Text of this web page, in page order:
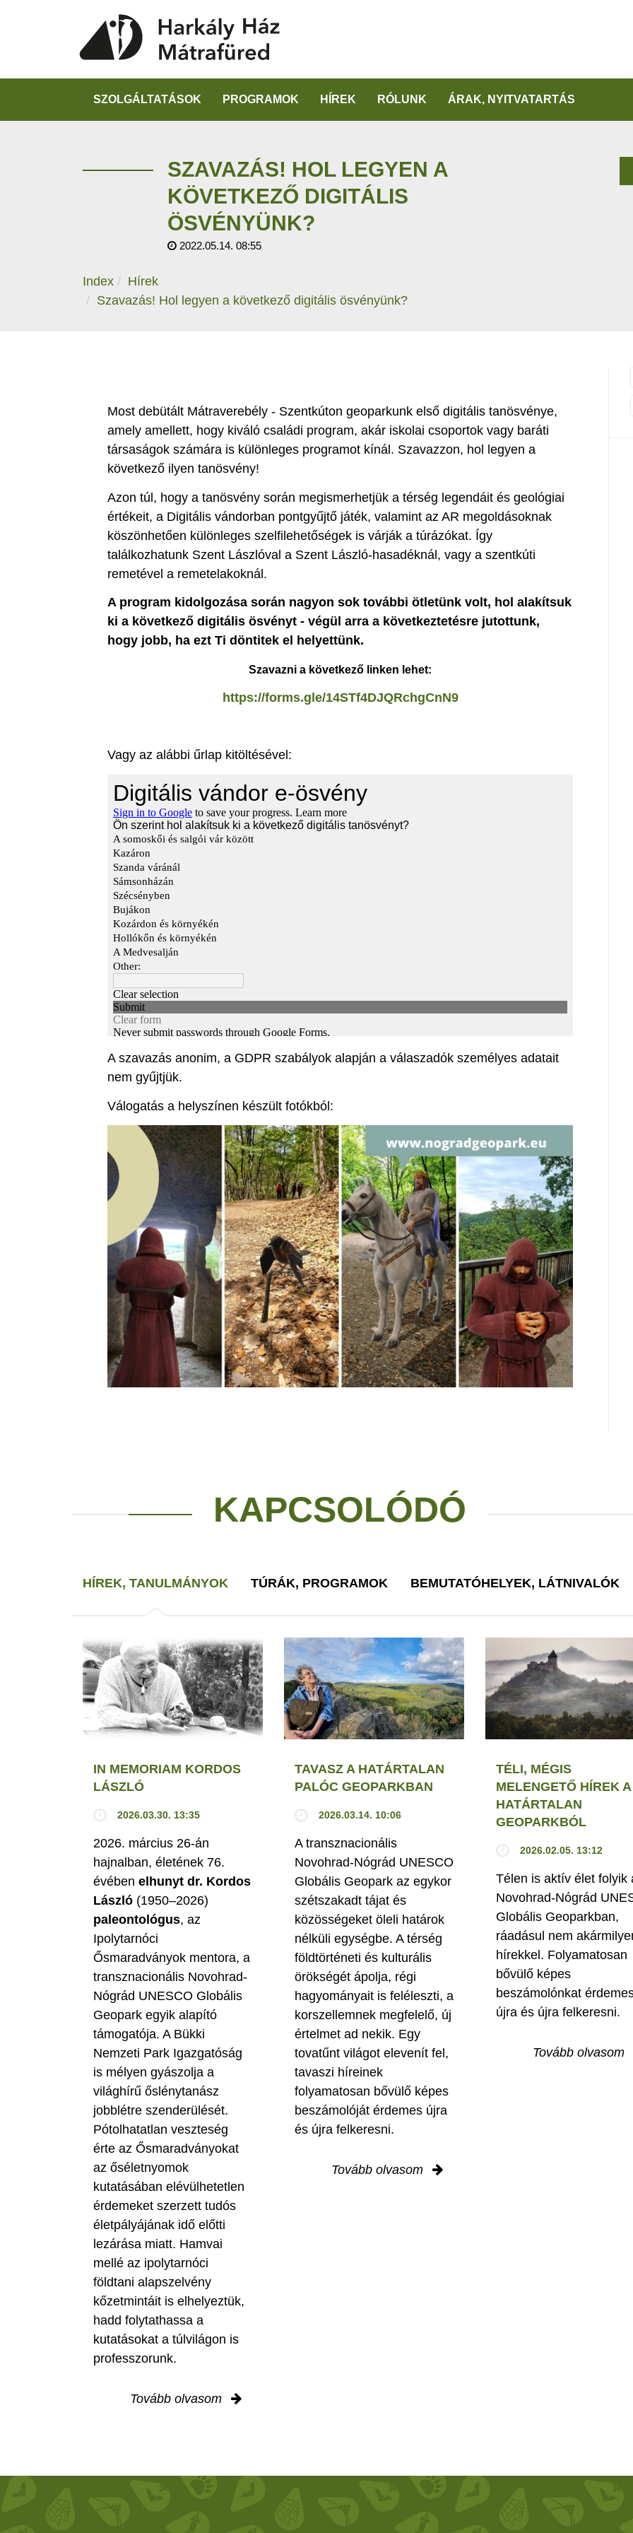
SZOLGÁLTATÁSOK PROGRAMOK HÍREK RÓLUNK ÁRAK, NYITVATARTÁS
SZAVAZÁS! HOL LEGYEN A
KÖVETKEZŐ DIGITÁLIS
ÖSVÉNYÜNK?
2022.05.14. 08:55
Index
Hírek
Szavazás! Hol legyen a következő digitális ösvényünk?
Most debütált Mátraverebély - Szentkúton geoparkunk első digitális tanösvénye,
amely amellett, hogy kiváló családi program, akár iskolai csoportok vagy baráti
társaságok számára is különleges programot kínál. Szavazzon, hol legyen a
következő ilyen tanösvény!
Azon túl, hogy a tanösvény során megismerhetjük a térség legendáit és geológiai
értékeit, a Digitális vándorban pontgyűjtő játék, valamint az AR megoldásoknak
köszönhetően különleges szelfilehetőségek is várják a túrázókat. Így
találkozhatunk Szent Lászlóval a Szent László-hasadéknál, vagy a szentkúti
remetével a remetelakoknál.
A program kidolgozása során nagyon sok további ötletünk volt, hol alakítsuk
ki a következő digitális ösvényt - végül arra a következtetésre jutottunk,
hogy jobb, ha ezt Ti döntitek el helyettünk.
Szavazni a következő linken lehet:
https://forms.gle/14STf4DJQRchgCnN9
Vagy az alábbi űrlap kitöltésével:
A szavazás anonim, a GDPR szabályok alapján a válaszadók személyes adatait
nem gyűjtjük.
Válogatás a helyszínen készült fotókból:
KAPCSOLÓDÓ
HÍREK, TANULMÁNYOK TÚRÁK, PROGRAMOK BEMUTATÓHELYEK, LÁTNIVALÓK
IN MEMORIAM KORDOS
LÁSZLÓ
2026.03.30. 13:35
2026. március 26-án
hajnalban, életének 76.
évében elhunyt dr. Kordos
László (1950–2026)
paleontológus, az
Ipolytarnóci
Ősmaradványok mentora, a
transznacionális Novohrad-
Nógrád UNESCO Globális
Geopark egyik alapító
támogatója. A Bükki
Nemzeti Park Igazgatóság
is mélyen gyászolja a
világhírű őslénytanász
jobblétre szenderülését.
Pótolhatatlan veszteség
érte az Ősmaradványokat
az őséletnyomok
kutatásában elévülhetetlen
érdemeket szerzett tudós
életpályájának idő előtti
lezárása miatt. Hamvai
mellé az ipolytarnóci
földtani alapszelvény
kőzetmintáit is elhelyeztük,
hadd folytathassa a
kutatásokat a túlvilágon is
professzorunk.
Tovább olvasom
TAVASZ A HATÁRTALAN
PALÓC GEOPARKBAN
2026.03.14. 10:06
A transznacionális
Novohrad-Nógrád UNESCO
Globális Geopark az egykor
szétszakadt tájat és
közösségeket öleli határok
nélküli egységbe. A térség
földtörténeti és kulturális
örökségét ápolja, régi
hagyományait is feléleszti, a
korszellemnek megfelelő, új
értelmet ad nekik. Egy
tovatűnt világot elevenít fel,
tavaszi híreinek
folyamatosan bővülő képes
beszámolóját érdemes újra
és újra felkeresni.
Tovább olvasom
TÉLI, MÉGIS
MELENGETŐ HÍREK A
HATÁRTALAN
GEOPARKBÓL
2026.02.05. 13:12
Télen is aktív élet folyik
Novohrad-Nógrád
Globális Geoparkban,
ráadásul nem
hírekkel. Folyamatosan
bővülő képes
beszámolónkat
újra és újra felkeresni.
Tovább olvasom